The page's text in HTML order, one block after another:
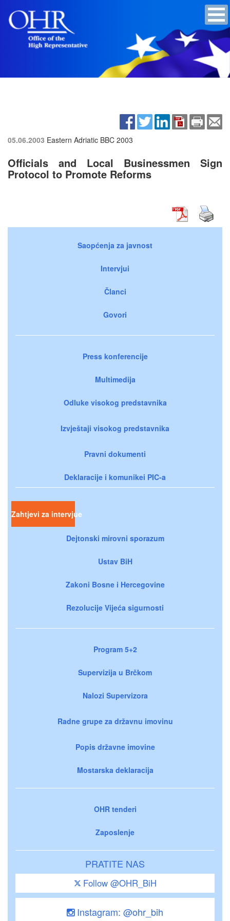
05.06.2003 Eastern Adriatic BBC 2003
Officials and Local Businessmen Sign
Protocol to Promote Reforms
Saopćenja za javnost
Intervjui
Članci
Govori
Press konferencije
Multimedija
Odluke visokog predstavnika
Izvještaji visokog predstavnika
Pravni dokumenti
Deklaracije i komunikei PIC-a
Zahtjevi za intervjue
Dejtonski mirovni sporazum
Ustav BiH
Zakoni Bosne i Hercegovine
Rezolucije Vijeća sigurnosti
Program 5+2
Supervizija u Brčkom
Nalozi Supervizora
Radne grupe za državnu imovinu
Popis državne imovine
Mostarska deklaracija
OHR tenderi
Zaposlenje
PRATITE NAS
Follow @OHR_BiH
Instagram: @ohr_bih